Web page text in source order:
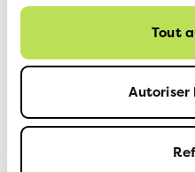
Tout
Autoriser
générale, et surtout
Aujourd’hui, on montre
faire son permis de
en voiture. Nous devons
Concrètement, sur quels